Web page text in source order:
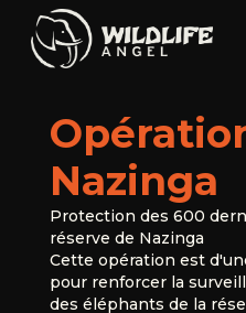
Nazinga
Protection des 600
réserve de Nazinga
Cette opération est
pour renforcer la
des éléphants de la